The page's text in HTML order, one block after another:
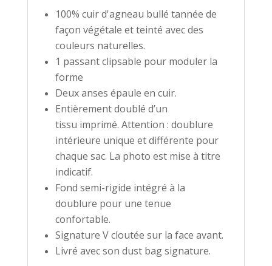
100% cuir d'agneau bullé tannée de
façon végétale et teinté avec des
couleurs naturelles.
1 passant clipsable pour moduler la
forme
Deux anses épaule en cuir.
Entièrement doublé d’un
tissu imprimé. Attention : doublure
intérieure unique et différente pour
chaque sac. La photo est mise à titre
indicatif.
Fond semi-rigide intégré à la
doublure pour une tenue
confortable.
Signature V cloutée sur la face avant.
Livré avec son dust bag signature.